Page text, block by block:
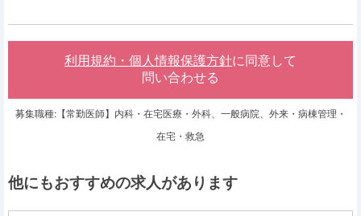
利用規約・個人情報保護方針に同意して
問い合わせる
募集職種:【常勤医師】内科・在宅医療・外科、一般病院、外来・病棟管理・
在宅・救急
他にもおすすめの求人があります